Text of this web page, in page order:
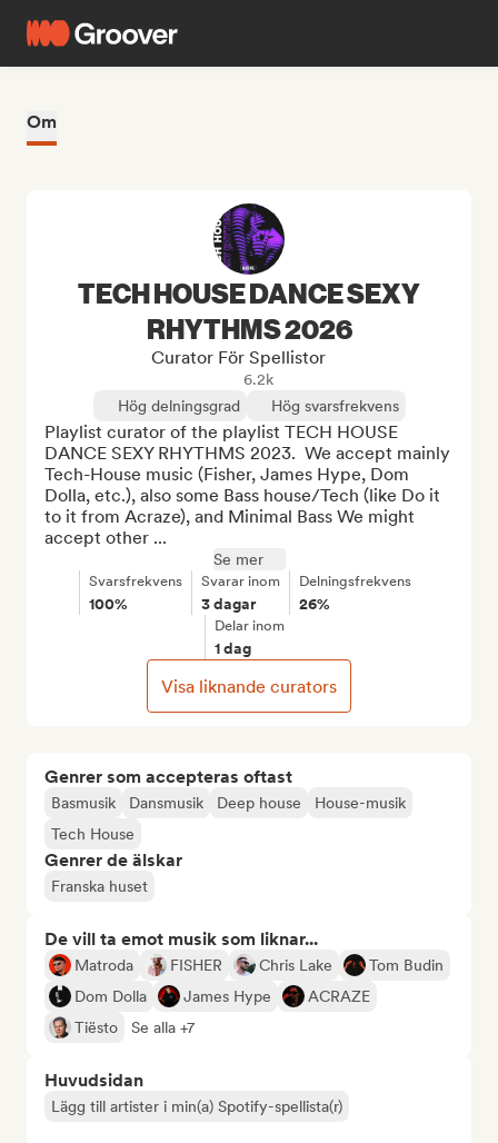
Om
Genrer som accepteras oftast
Basmusik Dansmusik Deep house
House-musik
Tech House
Genrer de älskar
Franska huset
De vill ta emot musik som liknar...
Matroda FISHER Chris Lake
Tom Budin
Dom Dolla
James Hype
ACRAZE
Tiësto
Se alla +7
Huvudsidan
Lägg till artister i min(a) Spotify-spellista(r)
TECH HOUSE DANCE SEXY
RHYTHMS 2026
Curator För Spellistor
6.2k
Hög delningsgrad
Hög svarsfrekvens
Playlist curator of the playlist TECH HOUSE
DANCE SEXY RHYTHMS 2023.  We accept mainly
Tech-House music (Fisher, James Hype, Dom
Dolla, etc.), also some Bass house/Tech (like Do it
to it from Acraze), and Minimal Bass We might
accept other ...
Se mer
Svarsfrekvens
100%
Svarar inom
3 dagar
Delningsfrekvens
26%
Delar inom
1 dag
Visa liknande curators